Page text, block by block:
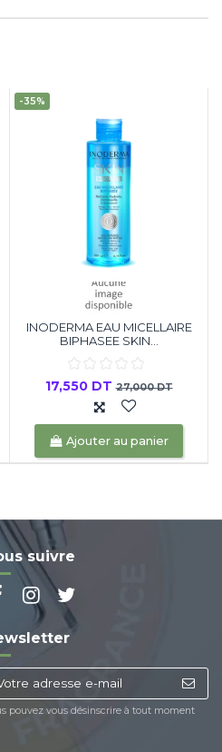
-35%
INODERMA EAU MICELLAIRE
BIPHASEE SKIN...
17,550 DT27,000 DT
Ajouter au panier
suivre
pouvez vous désinscrire à tout moment